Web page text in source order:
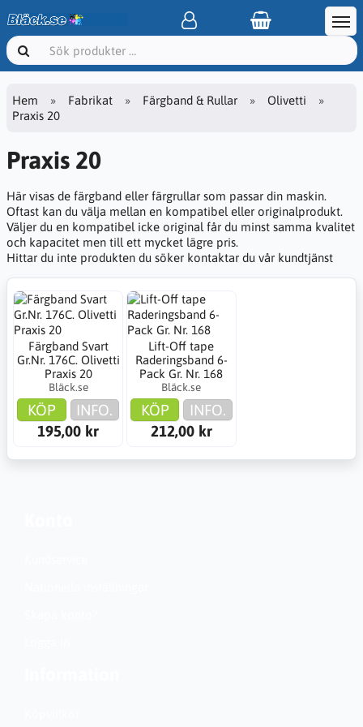
Hem Fabrikat Färgband & Rullar
Olivetti
Praxis 20
Praxis 20
Här visas de färgband eller färgrullar som passar din maskin.
Oftast kan du välja mellan en kompatibel eller originalprodukt.
Väljer du en kompatibel icke original får du minst samma kvalitet
och kapacitet men till ett mycket lägre pris.
Hittar du inte produkten du söker kontaktar du vår kundtjänst
Färgband Svart
Gr.Nr. 176C. Olivetti
Praxis 20
Bläck.se
KÖP
INFO.
195,00 kr
Lift-Off tape
Raderingsband 6-
Pack Gr. Nr. 168
Bläck.se
KÖP
INFO.
212,00 kr